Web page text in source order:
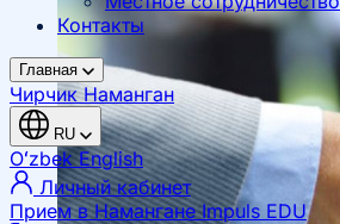
Контакты
Главная
ЧирчикНаманган
RU
OʻzbekEnglish
Личный кабинет
Прием в Намангане Impuls EDU